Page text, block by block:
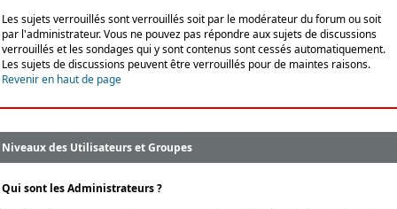
Les sujets verrouillés sont verrouillés soit par le modérateur du forum ou soit
par l'administrateur. Vous ne pouvez pas répondre aux sujets de discussions
verrouillés et les sondages qui y sont contenus sont cessés automatiquement.
Les sujets de discussions peuvent être verrouillés pour de maintes raisons.
Revenir en haut de page
Niveaux des Utilisateurs et Groupes
Qui sont les Administrateurs ?